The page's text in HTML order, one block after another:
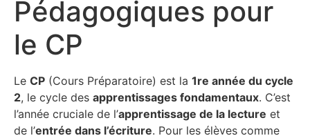
Pédagogiques pour
le CP
Le CP (Cours Préparatoire) est la 1re année du cycle
2, le cycle des apprentissages fondamentaux. C’est
l’année cruciale de l’apprentissage de la lecture et
de l’entrée dans l’écriture. Pour les élèves comme